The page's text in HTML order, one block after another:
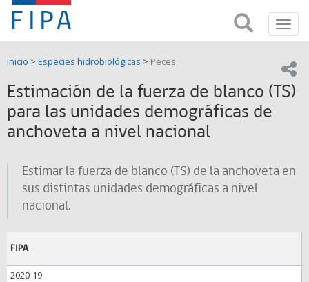
Fondo
de
Investigación
Pesquera
y
(FIPA)-
SUBPESCA
FIPA;
Fondo
Investigación
y
de
Acuicultira
Inicio > Especies hidrobiológicas > Peces
Estimación de la fuerza de blanco (TS)
para las unidades demográficas de
anchoveta a nivel nacional
Estimar la fuerza de blanco (TS) de la anchoveta en
sus distintas unidades demográficas a nivel
nacional.
FIPA
2020-19